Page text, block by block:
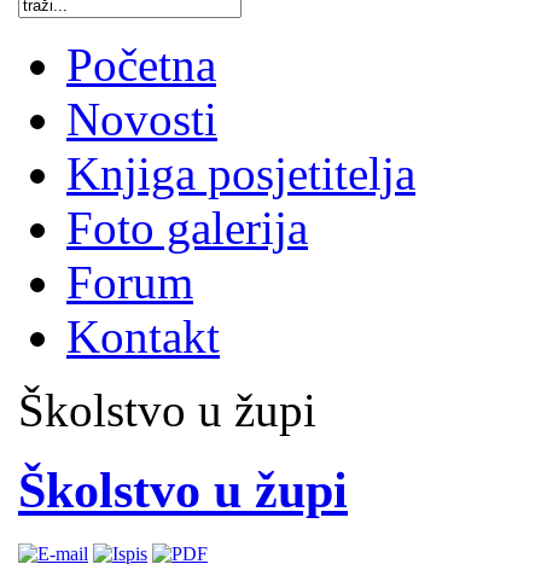
Početna
Novosti
Knjiga posjetitelja
Foto galerija
Forum
Kontakt
Školstvo u župi
Školstvo u župi